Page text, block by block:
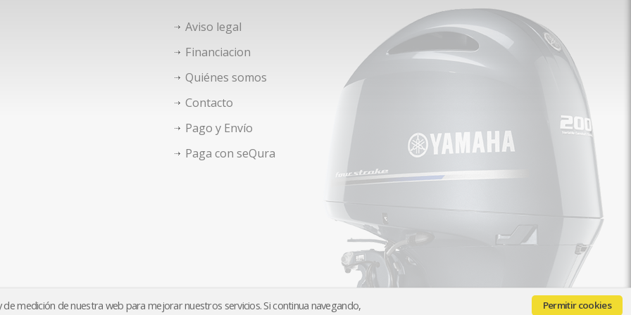
medición de nuestra web para mejorar nuestros servicios. Si continua navegando, Permitir cookies
Aviso legal
Financiacion
Quiénes somos
Contacto
Pago y Envío
Paga con seQura